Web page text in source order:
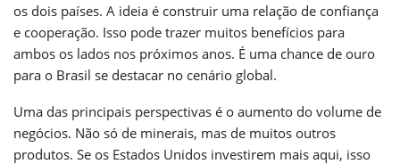
os dois países. A ideia é construir uma relação de confiança
e cooperação. Isso pode trazer muitos benefícios para
ambos os lados nos próximos anos. É uma chance de ouro
para o Brasil se destacar no cenário global.
Uma das principais perspectivas é o aumento do volume de
negócios. Não só de minerais, mas de muitos outros
produtos. Se os Estados Unidos investirem mais aqui, isso